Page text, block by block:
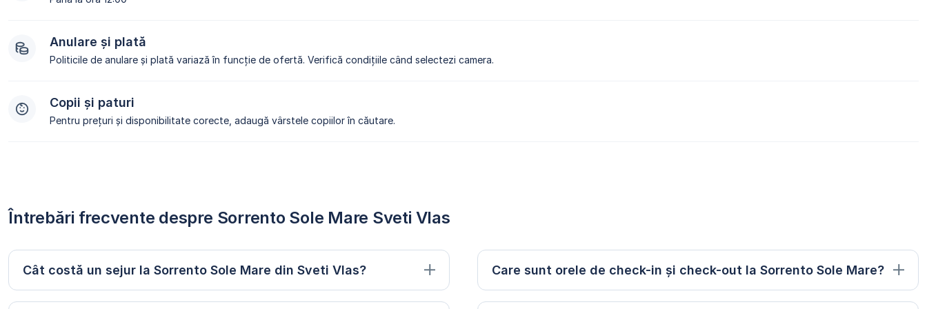
Anulare și plată
Politicile de anulare și plată variază în funcție de ofertă. Verifică condițiile când selectezi camera.
Copii și paturi
Pentru prețuri și disponibilitate corecte, adaugă vârstele copiilor în căutare.
Întrebări frecvente despre Sorrento Sole Mare Sveti Vlas
Cât costă un sejur la Sorrento Sole Mare din Sveti Vlas? Care sunt orele de check-in și check-out la Sorrento Sole Mare?